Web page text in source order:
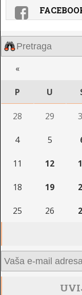
«
P U
28 29
4 5
11 12
18 19
25 26